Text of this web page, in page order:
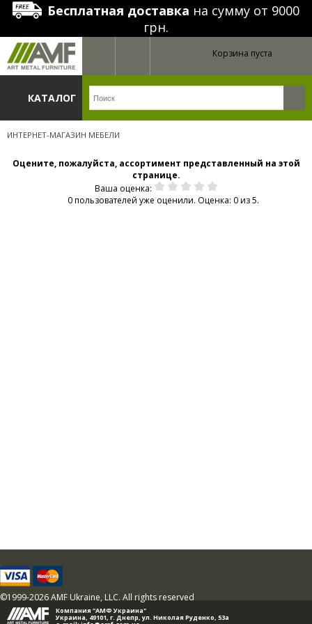
Бесплатная доставка на сумму от 9000
грн.
Корзина пуста
КАТАЛОГ
ИНТЕРНЕТ-МАГАЗИН МЕБЕЛИ
Оцените, пожалуйста, ассортимент представленный на этой
странице.
Ваша оценка:
0 пользователей уже оценили. Оценка: 0 из 5.
Компания "АМФ Украина"
Украина, 49101, г. Днепр,ул. Николая Руденко, 53а
©1999-2026 AMF Ukraine, LLC. All rights reserved